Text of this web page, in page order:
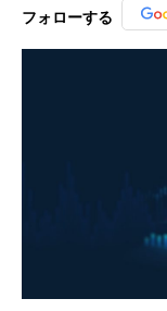
フォローする